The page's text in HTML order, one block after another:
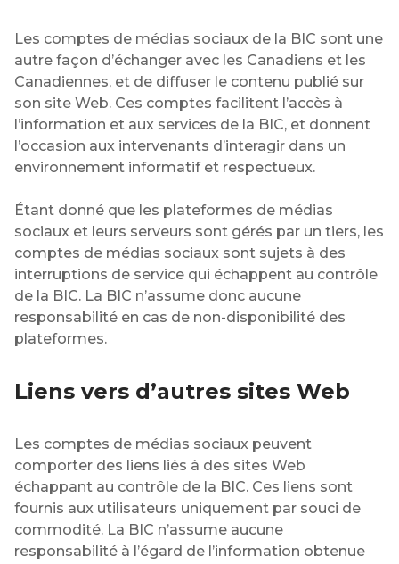
Les comptes de médias sociaux de la BIC sont une
autre façon d’échanger avec les Canadiens et les
Canadiennes, et de diffuser le contenu publié sur
son site Web. Ces comptes facilitent l’accès à
l’information et aux services de la BIC, et donnent
l’occasion aux intervenants d’interagir dans un
environnement informatif et respectueux.
Étant donné que les plateformes de médias
sociaux et leurs serveurs sont gérés par un tiers, les
comptes de médias sociaux sont sujets à des
interruptions de service qui échappent au contrôle
de la BIC. La BIC n’assume donc aucune
responsabilité en cas de non-disponibilité des
plateformes.
Liens vers d’autres sites Web
Les comptes de médias sociaux peuvent
comporter des liens liés à des sites Web
échappant au contrôle de la BIC. Ces liens sont
fournis aux utilisateurs uniquement par souci de
commodité. La BIC n’assume aucune
responsabilité à l’égard de l’information obtenue